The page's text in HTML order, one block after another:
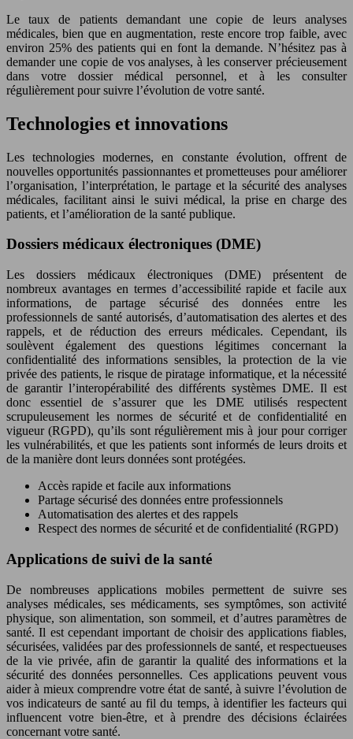
Le taux de patients demandant une copie de leurs analyses
médicales, bien que en augmentation, reste encore trop faible, avec
environ 25% des patients qui en font la demande. N’hésitez pas à
demander une copie de vos analyses, à les conserver précieusement
dans votre dossier médical personnel, et à les consulter
régulièrement pour suivre l’évolution de votre santé.
Technologies et innovations
Les technologies modernes, en constante évolution, offrent de
nouvelles opportunités passionnantes et prometteuses pour améliorer
l’organisation, l’interprétation, le partage et la sécurité des analyses
médicales, facilitant ainsi le suivi médical, la prise en charge des
patients, et l’amélioration de la santé publique.
Dossiers médicaux électroniques (DME)
Les dossiers médicaux électroniques (DME) présentent de
nombreux avantages en termes d’accessibilité rapide et facile aux
informations, de partage sécurisé des données entre les
professionnels de santé autorisés, d’automatisation des alertes et des
rappels, et de réduction des erreurs médicales. Cependant, ils
soulèvent également des questions légitimes concernant la
confidentialité des informations sensibles, la protection de la vie
privée des patients, le risque de piratage informatique, et la nécessité
de garantir l’interopérabilité des différents systèmes DME. Il est
donc essentiel de s’assurer que les DME utilisés respectent
scrupuleusement les normes de sécurité et de confidentialité en
vigueur (RGPD), qu’ils sont régulièrement mis à jour pour corriger
les vulnérabilités, et que les patients sont informés de leurs droits et
de la manière dont leurs données sont protégées.
Accès rapide et facile aux informations
Partage sécurisé des données entre professionnels
Automatisation des alertes et des rappels
Respect des normes de sécurité et de confidentialité (RGPD)
Applications de suivi de la santé
De nombreuses applications mobiles permettent de suivre ses
analyses médicales, ses médicaments, ses symptômes, son activité
physique, son alimentation, son sommeil, et d’autres paramètres de
santé. Il est cependant important de choisir des applications fiables,
sécurisées, validées par des professionnels de santé, et respectueuses
de la vie privée, afin de garantir la qualité des informations et la
sécurité des données personnelles. Ces applications peuvent vous
aider à mieux comprendre votre état de santé, à suivre l’évolution de
vos indicateurs de santé au fil du temps, à identifier les facteurs qui
influencent votre bien-être, et à prendre des décisions éclairées
concernant votre santé.